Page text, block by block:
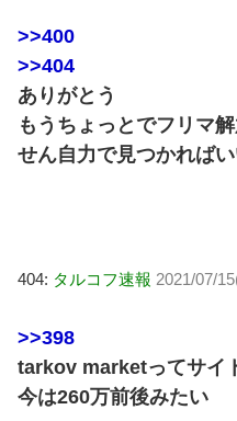
>>400
>>404
ありがとう
もうちょっとでフリマ
せん自力で見つかれば
404: タルコフ速報 2021/07/
>>398
tarkov marketってサイ
今は260万前後みたい